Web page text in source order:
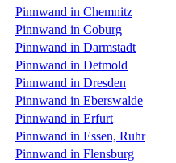
Pinnwand in Chemnitz
Pinnwand in Coburg
Pinnwand in Darmstadt
Pinnwand in Detmold
Pinnwand in Dresden
Pinnwand in Eberswalde
Pinnwand in Erfurt
Pinnwand in Essen, Ruhr
Pinnwand in Flensburg